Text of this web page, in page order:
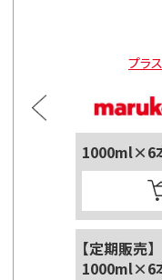
プラ
1000ml×6
【定期販売】
1000ml×6